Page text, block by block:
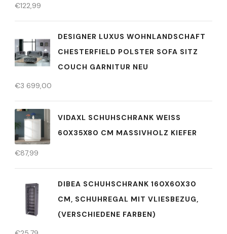
€122,99
DESIGNER LUXUS WOHNLANDSCHAFT
CHESTERFIELD POLSTER SOFA SITZ
COUCH GARNITUR NEU
€3 699,00
VIDAXL SCHUHSCHRANK WEISS 6
0X35X80 CM MASSIVHOLZ KIEFER
€87,99
DIBEA SCHUHSCHRANK 160X60X30
CM, SCHUHREGAL MIT VLIESBEZUG,
(VERSCHIEDENE FARBEN)